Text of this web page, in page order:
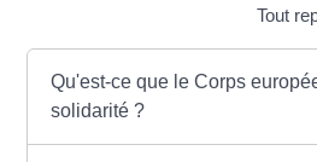
Tout
Qu'est-ce que le Corps
solidarité ?